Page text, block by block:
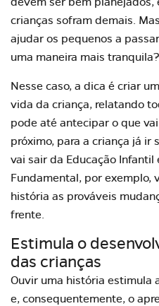
crianças sofram demais.
ajudar os pequenos a
uma maneira mais tranquila?
Nesse caso, a dica é criar
vida da criança, relatando
pode até antecipar o que
próximo, para a criança já ir
vai sair da Educação Infantil
Fundamental, por exemplo,
história as prováveis
frente.
Estimula o
das crianças
Ouvir uma história estimula
e, consequentemente, o